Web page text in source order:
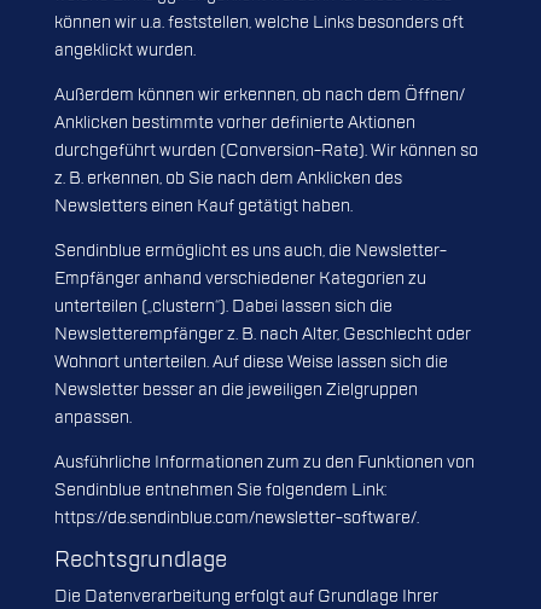
können wir u.a. feststellen, welche Links besonders oft
angeklickt wurden.
Außerdem können wir erkennen, ob nach dem Öffnen/
Anklicken bestimmte vorher definierte Aktionen
durchgeführt wurden (Conversion-Rate). Wir können so
z. B. erkennen, ob Sie nach dem Anklicken des
Newsletters einen Kauf getätigt haben.
Sendinblue ermöglicht es uns auch, die Newsletter-
Empfänger anhand verschiedener Kategorien zu
unterteilen („clustern“). Dabei lassen sich die
Newsletterempfänger z. B. nach Alter, Geschlecht oder
Wohnort unterteilen. Auf diese Weise lassen sich die
Newsletter besser an die jeweiligen Zielgruppen
anpassen.
Ausführliche Informationen zum zu den Funktionen von
Sendinblue entnehmen Sie folgendem Link:
https://de.sendinblue.com/newsletter-software/.
Rechtsgrundlage
Die Datenverarbeitung erfolgt auf Grundlage Ihrer